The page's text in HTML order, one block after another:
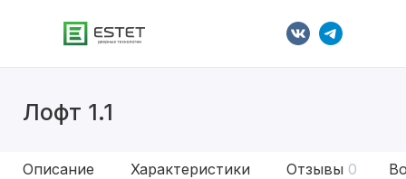
Лофт 1.1
Описание Характеристики Отзывы 0